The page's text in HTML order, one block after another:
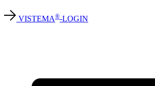
VISTEMA®-LOGIN